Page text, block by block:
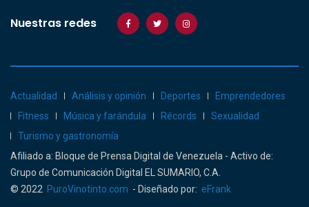
Nuestras redes
Actualidad Análisis y opinión Deportes
Emprendedores
Fitness
Música y farándula Récords
Sexualidad
Turismo y gastronomía
Afiliado a: Bloque de Prensa Digital de Venezuela - Activo de:
Grupo de Comunicación Digital EL SUMARIO, C.A.
© 2022 PuroVinotinto.com - Diseñado por: eFrank